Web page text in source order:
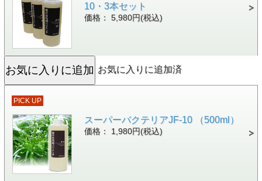
10・3本セット
価格： 5,980円(税込)
お気に入りに追加済
PICK UP
スーパーバクテリアJF-10 （500ml）
価格： 1,980円(税込)